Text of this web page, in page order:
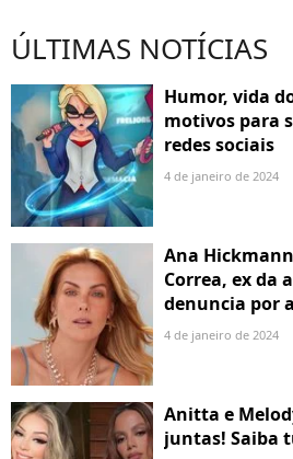
ÚLTIMAS NOTÍCIAS
Humor, vida
motivos para
redes sociais
4 de janeiro de 2024
Ana
Correa, ex da
denuncia por
4 de janeiro de 2024
Anitta e
juntas! Saiba